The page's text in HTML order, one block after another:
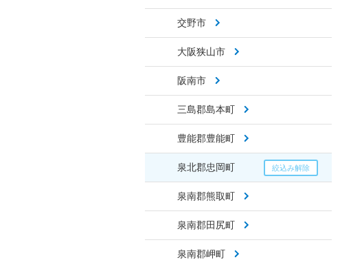
交野市
大阪狭山市
阪南市
三島郡島本町
豊能郡豊能町
泉北郡忠岡町
泉南郡熊取町
泉南郡田尻町
泉南郡岬町